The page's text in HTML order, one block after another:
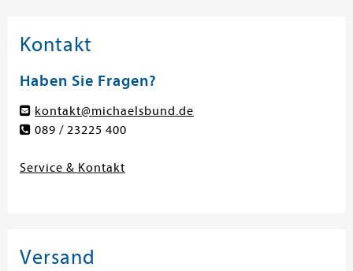
Kontakt
Haben Sie Fragen?
kontakt@michaelsbund.de
089 / 23225 400
Service & Kontakt
Versand